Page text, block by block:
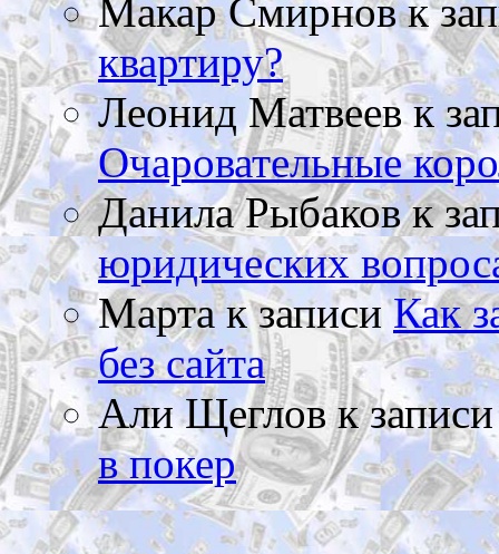
Макар Смирновк
квартиру?
Леонид Матвеевк
Очаровательные
Данила Рыбаковк
юридических
Мартак записиКак
без сайта
Али Щегловк
в покер